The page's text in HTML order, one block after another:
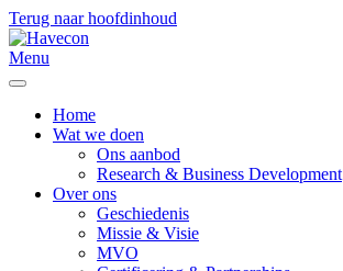
Terug naar hoofdinhoud
Menu
Home
Wat we doen
Ons aanbod
Research & Business Development
Over ons
Geschiedenis
Missie & Visie
MVO